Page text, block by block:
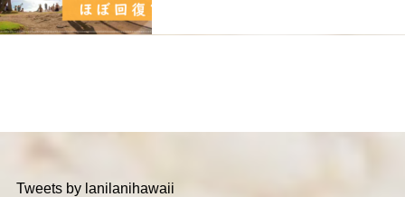
Tweets by lanilanihawaii